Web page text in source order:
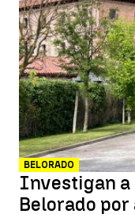
BELORADO
Investigan a
Belorado